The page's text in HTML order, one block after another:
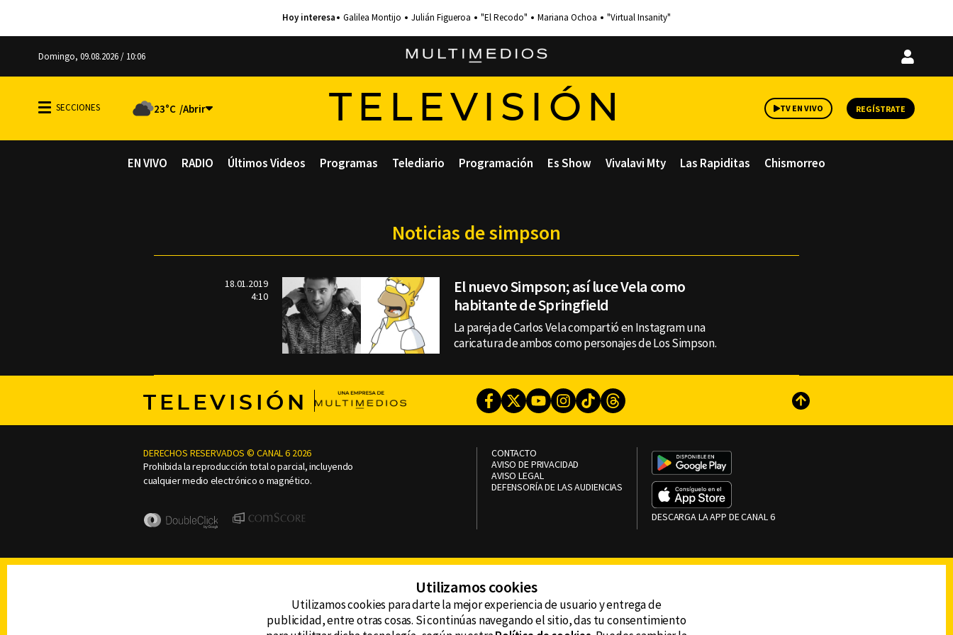
Galilea Montijo Julián Figueroa "El Recodo" Mariana Ochoa "Virtual Insanity"
Domingo, 09.08.2026 / 10:06
Iniciar
23°C TELEVISIÓN TV EN VIVO REGÍSTRATE
EN VIVO RADIO Últimos Videos Programas Telediario Programación Es Show Vivalavi Mty Las Rapiditas Chismorreo
Noticias de simpson
18.01.2019
4:10
El nuevo Simpson; así luce Vela como
habitante de Springfield
La pareja de Carlos Vela compartió en Instagram una
caricatura de ambos como personajes de Los Simpson.
TELEVISIÓN Facebook
TwitterYoutubeInstagram
TikTokThreads Subir
DERECHOS RESERVADOS © CANAL 6 2026
Prohibida la reproducción total o parcial, incluyendo
cualquier medio electrónico o magnético.
CONTACTO
AVISO DE PRIVACIDAD
AVISO LEGAL
DEFENSORÍA DE LAS AUDIENCIAS
DESCARGA LA APP DE CANAL 6
Utilizamos cookies
Utilizamos cookies para darte la mejor experiencia de usuario y entrega de
publicidad, entre otras cosas. Si continúas navegando el sitio, das tu consentimiento